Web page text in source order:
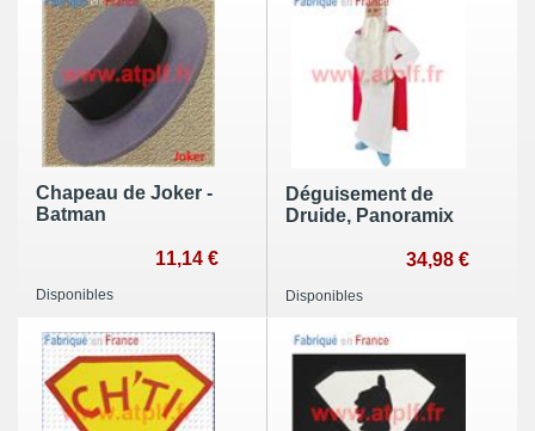
Chapeau de Joker -
Batman
11,14 €
Disponibles
Déguisement de
Druide, Panoramix
34,98 €
Disponibles